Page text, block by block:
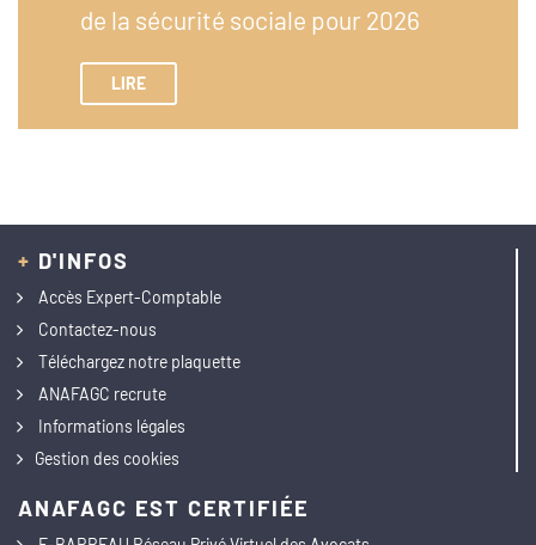
de la sécurité sociale pour 2026
LIRE
+ D'INFOS
Accès Expert-Comptable
Contactez-nous
Téléchargez notre plaquette
ANAFAGC recrute
Informations légales
Gestion des cookies
ANAFAGC EST CERTIFIÉE